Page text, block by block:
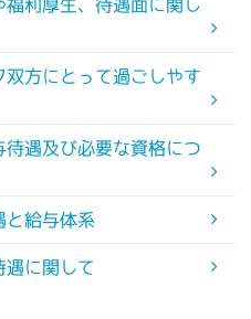
利厚生、待遇面に関し
方にとって過ごしやす
遇及び必要な資格につ
と給与体系
遇に関して